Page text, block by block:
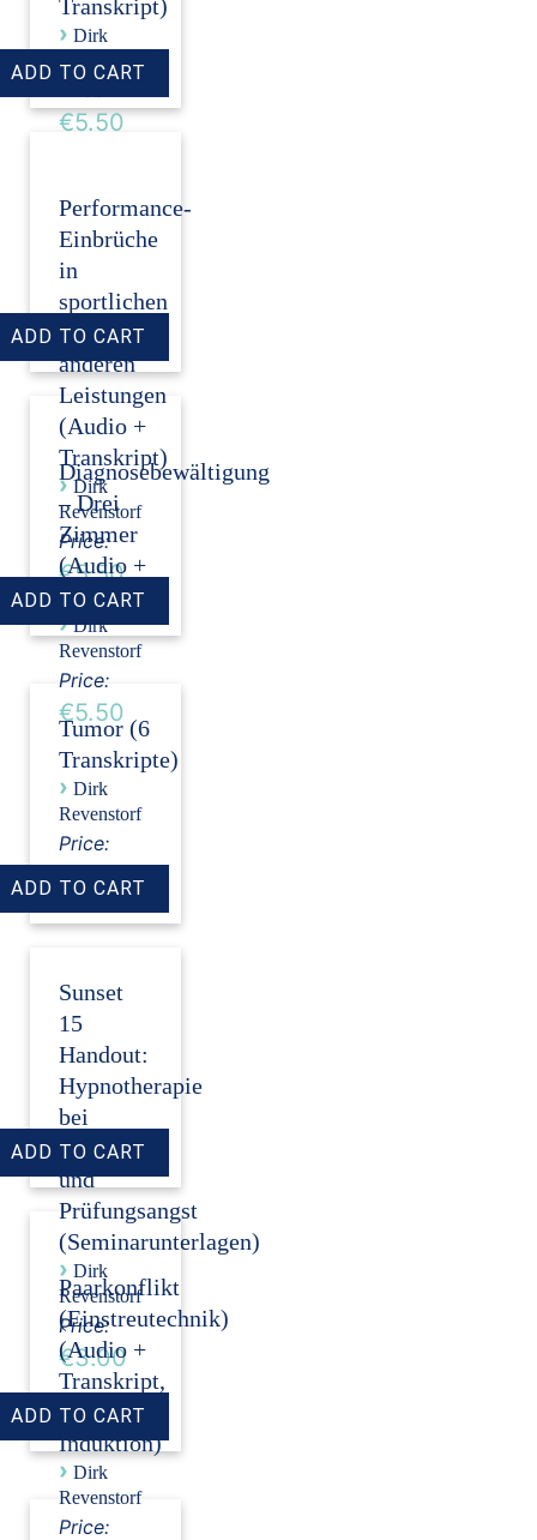
Transkript)
› Dirk
Revenstorf
€5.50
Performance-
Einbrüche
in
sportlichen
und
anderen
Leistungen
(Audio +
Transkript)
› Dirk
Revenstorf
Price:
€5.50
Diagnosebewältigung
– Drei
Zimmer
(Audio +
Transkript)
› Dirk
Revenstorf
Price:
€5.50
Tumor (6
Transkripte)
› Dirk
Revenstorf
Price:
€18.00
Sunset
15
Handout:
Hypnotherapie
bei
Auftritts-
und
Prüfungsangst
(Seminarunterlagen)
› Dirk
Revenstorf
Price:
€3.00
Paarkonflikt
(Einstreutechnik)
(Audio +
Transkript,
ohne
Induktion)
› Dirk
Revenstorf
Price: